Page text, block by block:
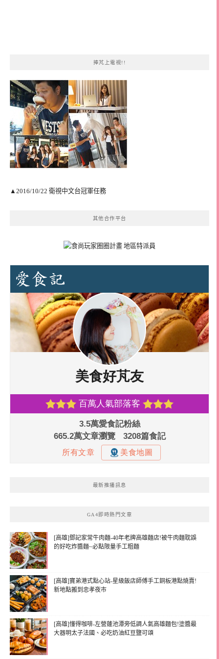
捧芃上電視!!
▲2016/10/22 衛視中文台冠軍任務
其他合作平台
最新推播訊息
GA4即時熱門文章
[高雄]鄧記家常牛肉麵-40年老牌高雄麵店!被牛肉麵耽誤
的好吃炸醬麵~必點限量手工粗麵
[高雄]寶弟港式點心站-星級飯店師傅手工銅板港點燒賣!
新地點搬到忠孝夜市
[高雄]懂得咖啡-左營蓮池潭旁低調人氣高雄麵包!塗醬最
大器明太子法國、必吃奶油紅豆鹽可頌